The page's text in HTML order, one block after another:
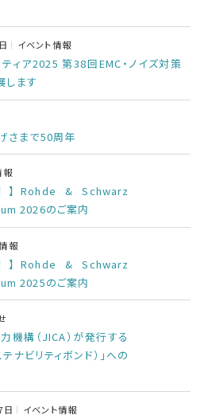
試験器
品・試験システム
ーションセンター
修理・校正
イベント情報
ィア2025 第38回EMC・ノイズ対策
します
さまで50周年
報
Rohde & Schwarz
2026のご案内
報
Rohde & Schwarz
2025のご案内
構（JICA）が発行する
ナビリティボンド）」への
日 イベント情報